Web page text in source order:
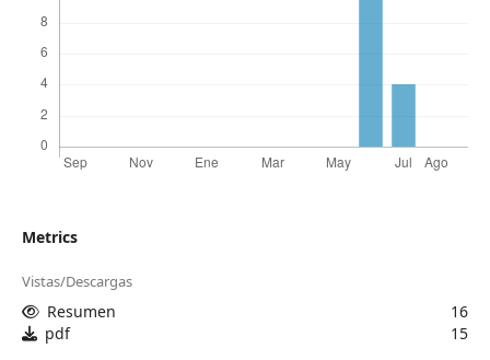
Metrics
Vistas/Descargas
Resumen
16
pdf
15